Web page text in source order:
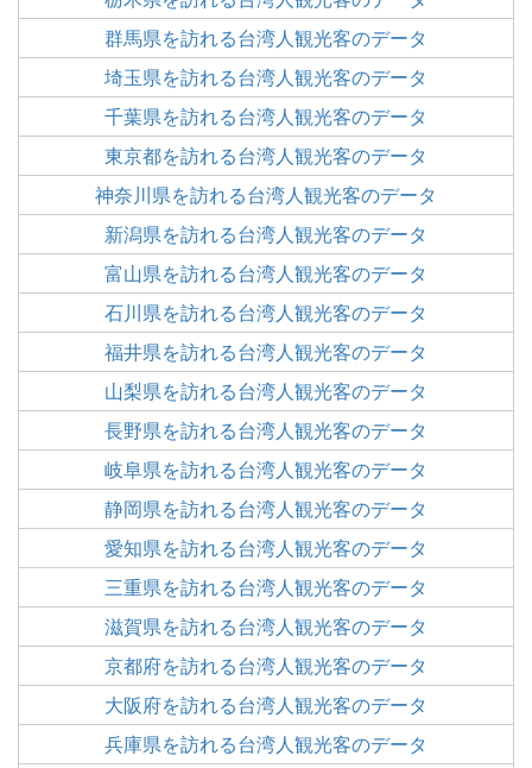
群馬県を訪れる台湾人観光客のデータ
埼玉県を訪れる台湾人観光客のデータ
千葉県を訪れる台湾人観光客のデータ
東京都を訪れる台湾人観光客のデータ
神奈川県を訪れる台湾人観光客のデータ
新潟県を訪れる台湾人観光客のデータ
富山県を訪れる台湾人観光客のデータ
石川県を訪れる台湾人観光客のデータ
福井県を訪れる台湾人観光客のデータ
山梨県を訪れる台湾人観光客のデータ
長野県を訪れる台湾人観光客のデータ
岐阜県を訪れる台湾人観光客のデータ
静岡県を訪れる台湾人観光客のデータ
愛知県を訪れる台湾人観光客のデータ
三重県を訪れる台湾人観光客のデータ
滋賀県を訪れる台湾人観光客のデータ
京都府を訪れる台湾人観光客のデータ
大阪府を訪れる台湾人観光客のデータ
兵庫県を訪れる台湾人観光客のデータ